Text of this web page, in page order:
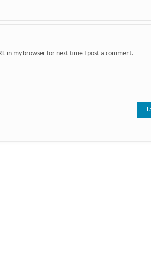
in my browser for next time I post a comment.